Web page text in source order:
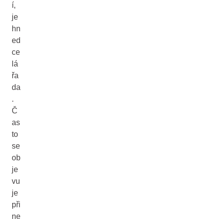
í,
je
hn
ed
ce
lá
řa
da
.
Č
as
to
se
ob
je
vu
je
při
ne